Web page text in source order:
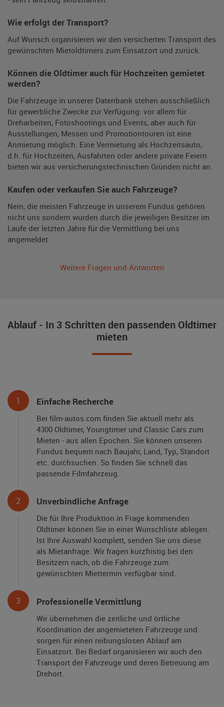
Wie erfolgt der Transport?
Auf Wunsch organisieren wir den versicherten Transport des
gewünschten Mietoldtimers zum Einsatzort und zurück.
Können die Oldtimer auch für Hochzeiten gemietet
werden?
Die Fahrzeuge in unserer Datenbank stehen ausschließlich
für gewerbliche Zwecke zur Verfügung: vor allem für
Dreharbeiten, Fotoshootings und Events, aber auch für
Ausstellungen, Messen und Promotiontouren ist eine
Anmietung möglich. Eine Vermietung als Hochzeitsauto,
d.h. für Hochzeiten, Ausfahrten oder andere private Feiern
bieten wir aus versicherungstechnischen Gründen nicht an.
Kaufen oder verkaufen Sie auch Fahrzeuge?
Nein, die meisten Fahrzeuge in unserem Fundus gehören
nicht uns sondern wurden durch die jeweiligen Besitzer im
Laufe der letzten Jahre für die Vermittlung bei uns
angemeldet.
Weitere Fragen und Antworten
Ablauf - In 3 Schritten den passenden Oldtimer
mieten
1 Einfache Recherche
Bei film-autos.com finden Sie aktuell mehr als
4300 Oldtimer, Youngtimer und Classic Cars zum
Mieten - aus allen Epochen. Sie können unseren
Fundus bequem nach Baujahr, Land, Typ, Standort
etc. durchsuchen. So finden Sie schnell das
passende Filmfahrzeug.
2 Unverbindliche Anfrage
Die für Ihre Produktion in Frage kommenden
Oldtimer können Sie in einer Wunschliste ablegen.
Ist Ihre Auswahl komplett, senden Sie uns diese
als Mietanfrage. Wir fragen kurzfristig bei den
Besitzern nach, ob die Fahrzeuge zum
gewünschten Miettermin verfügbar sind.
3 Professionelle Vermittlung
Wir übernehmen die zeitliche und örtliche
Koordination der angemieteten Fahrzeuge und
sorgen für einen reibungslosen Ablauf am
Einsatzort. Bei Bedarf organisieren wir auch den
Transport der Fahrzeuge und deren Betreuung am
Drehort.